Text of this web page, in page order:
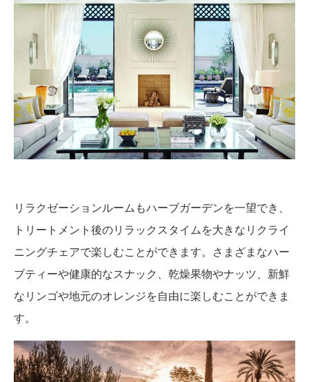
リラクゼーションルームもハーブガーデンを一望でき、
トリートメント後のリラックスタイムを大きなリクライ
ニングチェアで楽しむことができます。さまざまなハー
ブティーや健康的なスナック、乾燥果物やナッツ、新鮮
なリンゴや地元のオレンジを自由に楽しむことができま
す。